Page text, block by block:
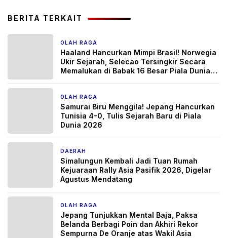
BERITA TERKAIT
OLAH RAGA
Haaland Hancurkan Mimpi Brasil! Norwegia
Ukir Sejarah, Selecao Tersingkir Secara
Memalukan di Babak 16 Besar Piala Dunia
OLAH RAGA
Samurai Biru Menggila! Jepang Hancurkan
Tunisia 4-0, Tulis Sejarah Baru di Piala
Dunia 2026
DAERAH
Simalungun Kembali Jadi Tuan Rumah
Kejuaraan Rally Asia Pasifik 2026, Digelar
Agustus Mendatang
OLAH RAGA
Jepang Tunjukkan Mental Baja, Paksa
Belanda Berbagi Poin dan Akhiri Rekor
Sempurna De Oranje atas Wakil Asia